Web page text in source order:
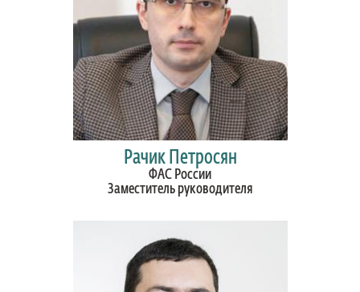
Рачик Петросян
ФАС России
Заместитель руководителя